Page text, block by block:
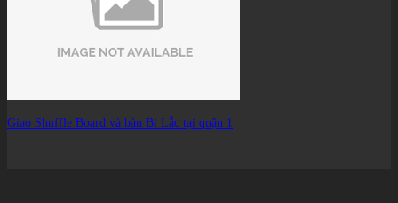
Giao Shuffle Board và bàn Bi Lắc tại quận 1